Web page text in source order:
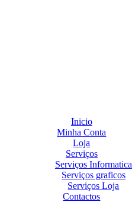
Inicio
Minha Conta
Loja
Serviços
Serviços Informatica
Serviços graficos
Serviços Loja
Contactos